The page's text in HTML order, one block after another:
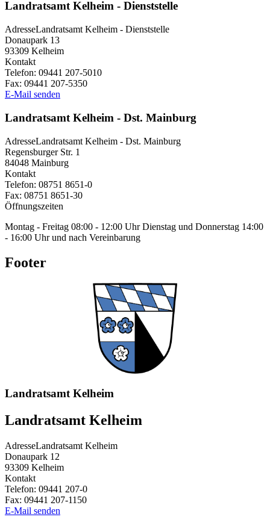
Landratsamt Kelheim - Dienststelle
AdresseLandratsamt Kelheim - Dienststelle
Donaupark 13
93309 Kelheim
Kontakt
Telefon: 09441 207-5010
Fax: 09441 207-5350
E-Mail senden
Landratsamt Kelheim - Dst. Mainburg
AdresseLandratsamt Kelheim - Dst. Mainburg
Regensburger Str. 1
84048 Mainburg
Kontakt
Telefon: 08751 8651-0
Fax: 08751 8651-30
Öffnungszeiten
Montag - Freitag 08:00 - 12:00 Uhr Dienstag und Donnerstag 14:00
- 16:00 Uhr und nach Vereinbarung
Footer
Landratsamt Kelheim
Landratsamt Kelheim
AdresseLandratsamt Kelheim
Donaupark 12
93309 Kelheim
Kontakt
Telefon: 09441 207-0
Fax: 09441 207-1150
E-Mail senden